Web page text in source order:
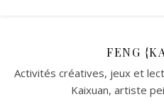
FENG
Activités créatives, jeux et
Kaixuan, artiste